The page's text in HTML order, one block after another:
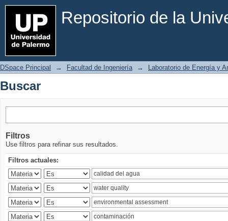
Repositorio de la
Buscar
DSpace Principal → Facultad de Ingeniería → Laboratorio de Energía y
Buscar
Filtros
Use filtros para refinar sus resultados.
Filtros actuales: